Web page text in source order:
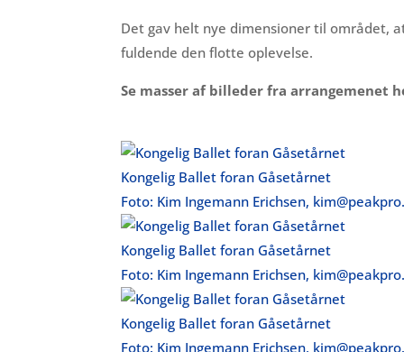
Det gav helt nye dimensioner til området,
fuldende den flotte oplevelse.
Se masser af billeder fra arrangemenet
Kongelig Ballet foran Gåsetårnet
Foto: Kim Ingemann Erichsen,
Kongelig Ballet foran Gåsetårnet
Foto: Kim Ingemann Erichsen,
Kongelig Ballet foran Gåsetårnet
Foto: Kim Ingemann Erichsen,